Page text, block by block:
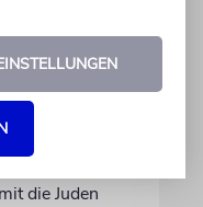
mit
die Juden